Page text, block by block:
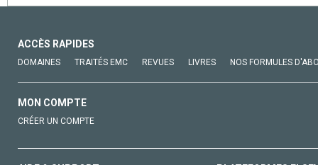
ACCÈS RAPIDES
DOMAINES TRAITÉS EMC REVUES LIVRES NOS FORMULES
MON COMPTE
CRÉER UN COMPTE